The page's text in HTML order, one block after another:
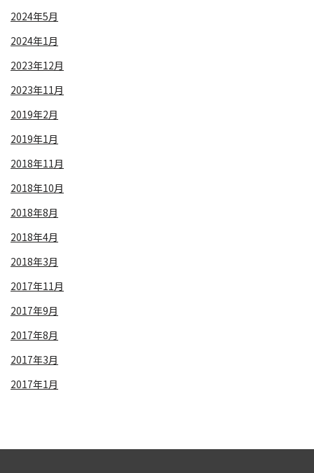
2024年5月
2024年1月
2023年12月
2023年11月
2019年2月
2019年1月
2018年11月
2018年10月
2018年8月
2018年4月
2018年3月
2017年11月
2017年9月
2017年8月
2017年3月
2017年1月